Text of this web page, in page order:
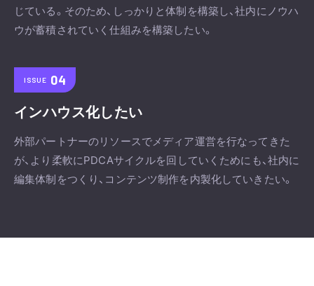
じている。そのため、しっかりと体制を構築し、社内にノウハ
ウが蓄積されていく仕組みを構築したい。
ISSUE
インハウス化したい
外部パートナーのリソースでメディア運営を行なってきた
が、より柔軟にPDCAサイクルを回していくためにも、社内に
編集体制をつくり、コンテンツ制作を内製化していきたい。